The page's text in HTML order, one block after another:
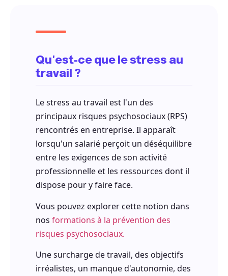
Qu'est-ce que le stress au
travail ?
Le stress au travail est l'un des
principaux risques psychosociaux (RPS)
rencontrés en entreprise. Il apparaît
lorsqu'un salarié perçoit un déséquilibre
entre les exigences de son activité
professionnelle et les ressources dont il
dispose pour y faire face.
Vous pouvez explorer cette notion dans
nos formations à la prévention des
risques psychosociaux.
Une surcharge de travail, des objectifs
irréalistes, un manque d'autonomie, des